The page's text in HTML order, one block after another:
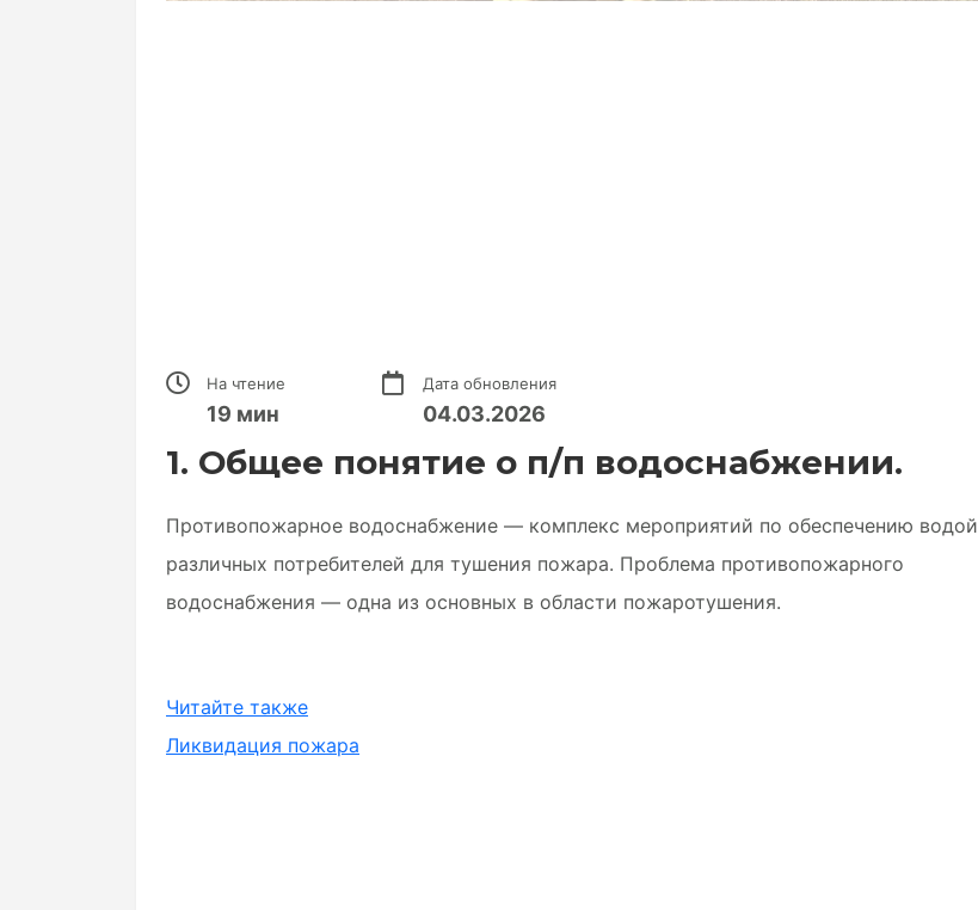
На чтение
19 мин
Дата обновления
04.03.2026
1. Общее понятие о п/п водоснабжении.
Противопожарное водоснабжение — комплекс мероприятий по обеспечению водой
различных потребителей для тушения пожара. Проблема противопожарного
водоснабжения — одна из основных в области пожаротушения.
Читайте также
Ликвидация пожара